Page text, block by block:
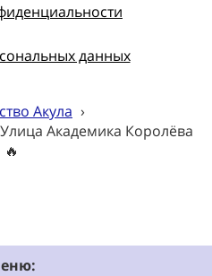
данных
Акула ›
Академика Королёва
🔥